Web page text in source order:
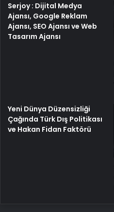
Serjoy : Dijital Medya
Ajansı, Google Reklam
Ajansı, SEO Ajansı ve Web
Tasarım Ajansı
Yeni Dünya Düzensizliği
Çağında Türk Dış Politikası
ve Hakan Fidan Faktörü